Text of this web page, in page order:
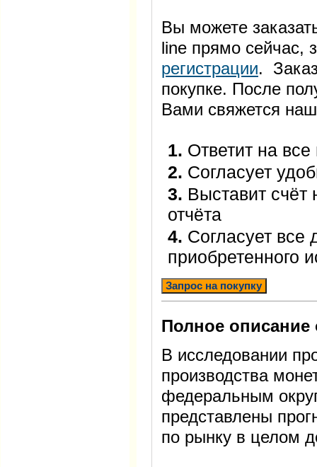
Вы можете
line прямо
регистрации.
покупке. После
Вами свяжется
1. Ответит на
2. Согласует
3. Выставит счёт
отчёта
4. Согласует все
приобретенного
Запрос на покупку
Полное описание
В исследовании
производства
федеральным
представлены
по рынку в целом